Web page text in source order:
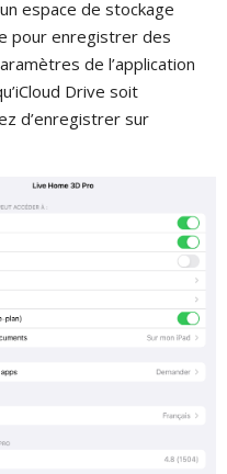
espace de stockage
pour enregistrer des
de l’application
Drive soit
d’enregistrer sur